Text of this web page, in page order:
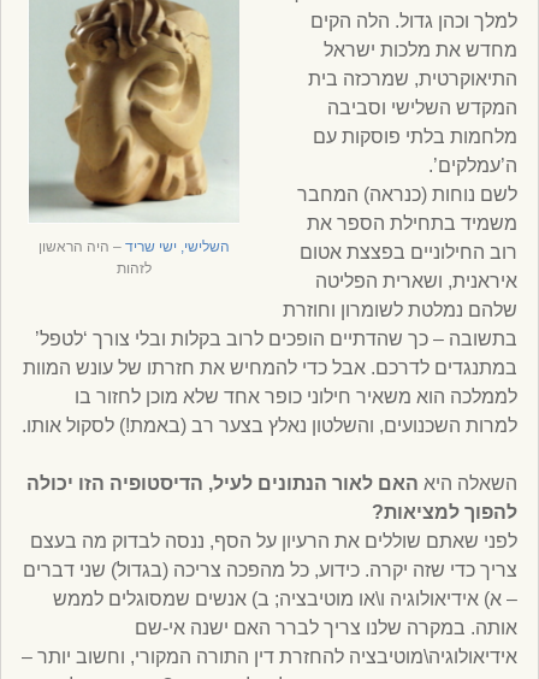
השלישי, ישי שריד – היה הראשון
לזהות
למלך וכהן גדול. הלה הקים
מחדש את מלכות ישראל
התיאוקרטית, שמרכזה בית
המקדש השלישי וסביבה
מלחמות בלתי פוסקות עם
ה’עמלקים’.
לשם נוחות (כנראה) המחבר
משמיד בתחילת הספר את
רוב החילוניים בפצצת אטום
איראנית, ושארית הפליטה
שלהם נמלטת לשומרון וחוזרת
בתשובה – כך שהדתיים הופכים לרוב בקלות ובלי צורך ‘לטפל’
במתנגדים לדרכם. אבל כדי להמחיש את חזרתו של עונש המוות
לממלכה הוא משאיר חילוני כופר אחד שלא מוכן לחזור בו
למרות השכנועים, והשלטון נאלץ בצער רב (באמת!) לסקול אותו.
השאלה היא האם לאור הנתונים לעיל, הדיסטופיה הזו יכולה
להפוך למציאות?
לפני שאתם שוללים את הרעיון על הסף, ננסה לבדוק מה בעצם
צריך כדי שזה יקרה. כידוע, כל מהפכה צריכה (בגדול) שני דברים
– א) אידיאולוגיה ו\או מוטיבציה; ב) אנשים שמסוגלים לממש
אותה. במקרה שלנו צריך לברר האם ישנה אי-שם
אידיאולוגיה\מוטיבציה להחזרת דין התורה המקורי, וחשוב יותר –